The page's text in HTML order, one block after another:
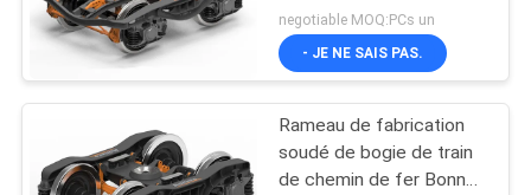
de fabrication
negotiable MOQ:PCs un
- JE NE SAIS PAS.
Rameau de fabrication
soudé de bogie de train
de chemin de fer Bonne